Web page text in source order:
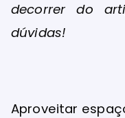
decorrer do
dúvidas!
Aproveitar